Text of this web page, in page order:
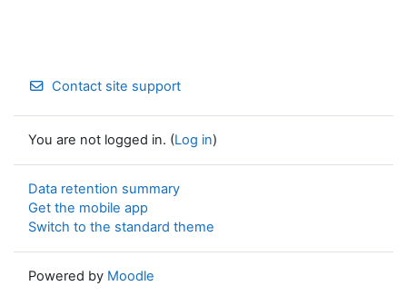
Contact site support
You are not logged in. (Log in)
Data retention summary
Get the mobile app
Switch to the standard theme
Powered by Moodle